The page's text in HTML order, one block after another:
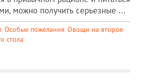
можно получить серьезные ...
, Особые пожелания, Овощи на второе,
стола